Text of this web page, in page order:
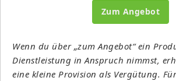
Zum Angebot
Wenn du über „zum Angebot“ ein
Dienstleistung in Anspruch nimmst,
eine kleine Provision als Vergütung.